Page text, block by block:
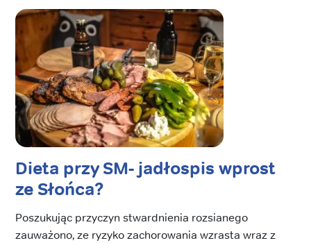
Dieta przy SM- jadłospis wprost
ze Słońca?
Poszukując przyczyn stwardnienia rozsianego
zauważono, ze ryzyko zachorowania wzrasta wraz z